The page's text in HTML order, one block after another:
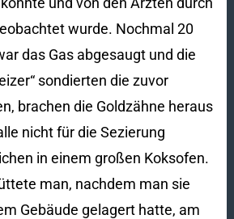
wurde. Nochmal 20
das Gas abgesaugt und die
sondierten die zuvor
brachen die Goldzähne heraus
nicht für die Sezierung
in einem großen Koksofen.
man, nachdem man sie
Gebäude gelagert hatte, am